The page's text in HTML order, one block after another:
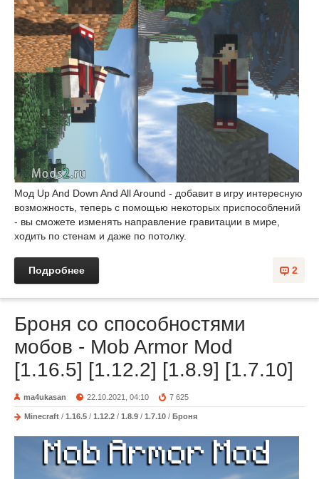
Мод Up And Down And All Around - добавит в игру интересную
возможность, теперь с помощью некоторых приспособлений
- вы сможете изменять направление гравитации в мире,
ходить по стенам и даже по потолку.
2
Подробнее
Броня со способностями
мобов - Mob Armor Mod
[1.16.5] [1.12.2] [1.8.9] [1.7.10]
ma4ukasan 22.10.2021, 04:10 7 625
Minecraft / 1.16.5 / 1.12.2 / 1.8.9 / 1.7.10 / Броня